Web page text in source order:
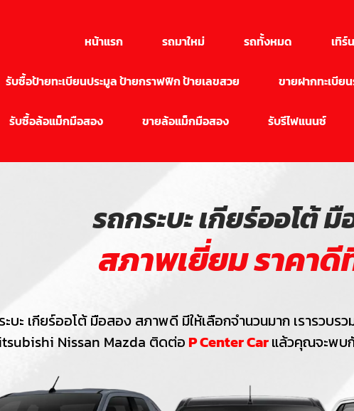
หน้าแรก รถมาใหม่ รถทั้งหมด เทิร์
รับซื้อป้ายทะเบียนประมูล ป้ายกราฟฟิก ป้ายเลขสวย ขายฝากทะเบีย
รับซื้อล้อแม็กมือสอง ขายล้อแม็กมือสอง รับรีไฟแนนซ์
รถกระบะ เกียร์ออโต้
สภาพเยี่ยม ราคา
ะ เกียร์ออโต้ มือสอง สภาพดี มีให้เลือกจำนวนมาก เรารวบรว
Nissan Mazda ติดต่อ P Center Carแล้วคุณจะพบ